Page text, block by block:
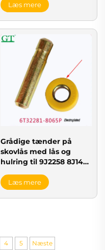
Læs mere
Grådige tænder på
skovlås med lås og
hulring til 9J2258 8J1433
Læs mere
4 5 Næste